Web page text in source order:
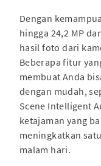
Dengan
hingga 24,2 MP
hasil foto dari
Beberapa fitur
membuat Anda
dengan mudah,
Scene Intelligent
ketajaman yang
meningkatkan
malam hari.